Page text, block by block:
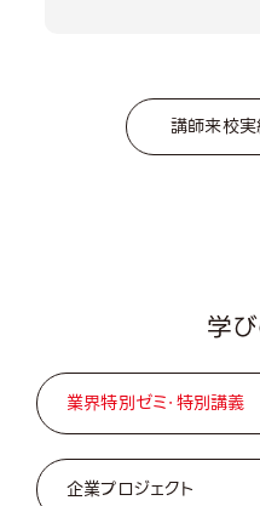
講師来校
学
業界特別ゼミ・特別講義
企業プロジェクト